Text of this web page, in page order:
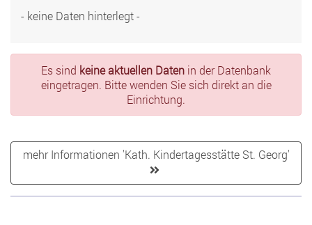
- keine Daten hinterlegt -
Es sind keine aktuellen Daten in der Datenbank
eingetragen. Bitte wenden Sie sich direkt an die
Einrichtung.
mehr Informationen 'Kath. Kindertagesstätte St. Georg'